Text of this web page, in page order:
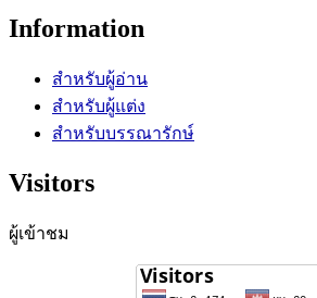
Information
สำหรับผู้อ่าน
สำหรับผู้แต่ง
สำหรับบรรณารักษ์
Visitors
ผู้เข้าชม